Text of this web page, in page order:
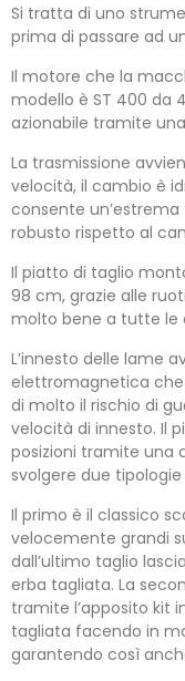
Si tratta di uno
prima di passare ad
Il motore che la
modello è ST 400 da
azionabile tramite
La trasmissione
velocità, il cambio è
consente
robusto rispetto al
Il piatto di taglio
98 cm, grazie alle
molto bene a tutte le
L’innesto delle lame
elettromagnetica
di molto il rischio di
velocità di innesto. Il
posizioni tramite una
svolgere due
Il primo è il classico
velocemente grandi
dall’ultimo taglio
erba tagliata. La
tramite l’apposito kit
tagliata facendo in
garantendo così